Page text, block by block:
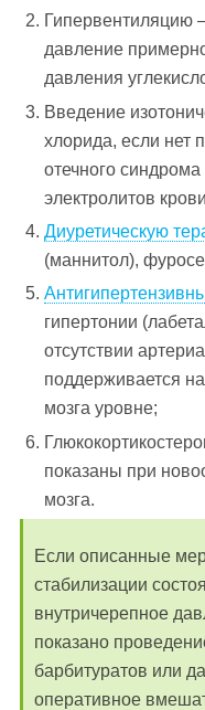
Гипервентиляцию
давление
давления
Введение
хлорида, если нет
отечного
электролитов
Диуретическую
(маннитол),
гипертонии
отсутствии
поддерживается
мозга уровне;
показаны при
мозга.
Если описанные
стабилизации
внутричерепное
показано
барбитуратов или
оперативное